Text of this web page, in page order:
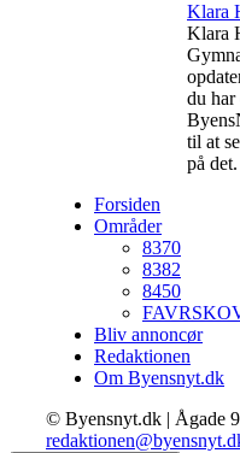
Klara
Klara
du har
til at
på det.
Forsiden
Områder
8370
8382
8450
Bliv annoncør
Redaktionen
Om Byensnyt.dk
© Byensnyt.dk | Ågade